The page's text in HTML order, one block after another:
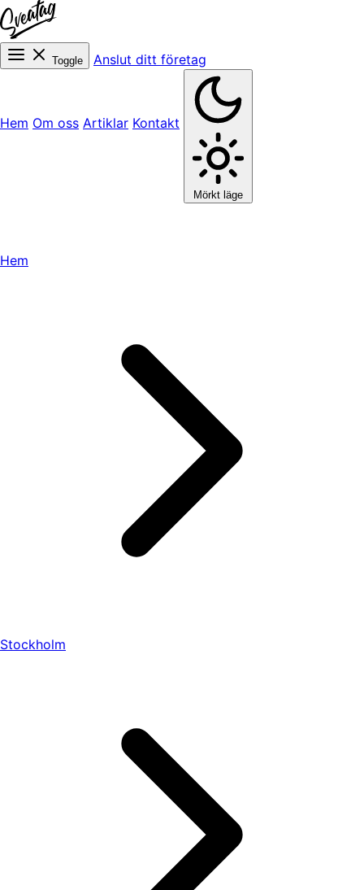
Toggle Anslut ditt företag
Hem Om oss Artiklar Kontakt
Mörkt läge
Hem
Stockholm